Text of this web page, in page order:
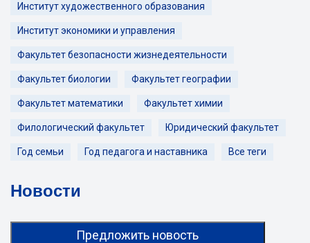
Институт художественного образования
Институт экономики и управления
Факультет безопасности жизнедеятельности
Факультет биологии Факультет географии
Факультет математики Факультет химии
Филологический факультет Юридический факультет
Год семьи Год педагога и наставника Все теги
Новости
Предложить новость